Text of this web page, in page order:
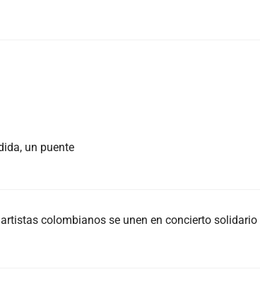
un puente
colombianos se unen en concierto